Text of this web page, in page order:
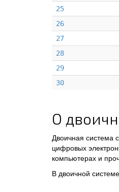
25
26
27
28
29
30
О
Двоичная система
цифровых
компьютерах и
В двоичной